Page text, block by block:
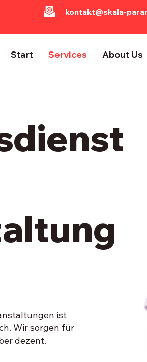
kontakt@skala-
Start Services About Us
ist
Wir sorgen für
dezent.